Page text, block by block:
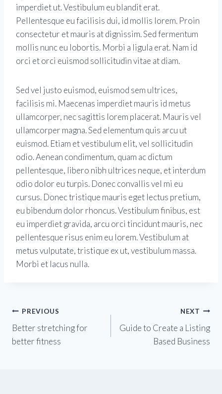
imperdiet ut. Vestibulum eu blandit erat.
Pellentesque eu facilisis dui, id mollis lorem. Proin
consectetur et mauris at dignissim. Sed fermentum
mollis nunc eu lobortis. Morbi a ligula erat. Nam id
orci et orci euismod sollicitudin vitae at diam.
Sed vel justo euismod, euismod sem ultrices,
facilisis mi. Maecenas imperdiet mauris id metus
ullamcorper, nec sagittis lorem placerat. Mauris vel
ullamcorper magna. Sed elementum quis arcu ut
euismod. Etiam et vestibulum elit, vel sollicitudin
odio. Aenean condimentum, quam ac dictum
pellentesque, libero nibh ultrices neque, et interdum
odio dolor eu turpis. Donec convallis vel mi eu
cursus. Donec tristique mauris eget lectus pretium,
eu bibendum dolor rhoncus. Vestibulum finibus, est
eu imperdiet gravida, arcu orci tincidunt mauris, nec
pellentesque risus enim eu lorem. Vestibulum at
metus vulputate, tristique ex ut, vestibulum massa.
Morbi et lacus nulla.
PREVIOUS
Better stretching for
better fitness
NEXT
Guide to Create a Listing
Based Business